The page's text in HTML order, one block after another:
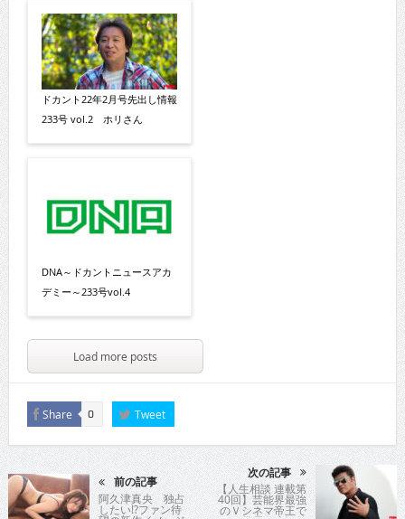
ドカント22年2月号先出し情報
233号 vol.2 ホリさん
DNA～ドカントニュースアカ
デミー～233号vol.4
Load more posts
Share 0 Tweet
前の記事
阿久津真央 独占
したい!?ファン待
次の記事
【人生相談 連載第
40回】芸能界最強
のＶシネマ帝王で